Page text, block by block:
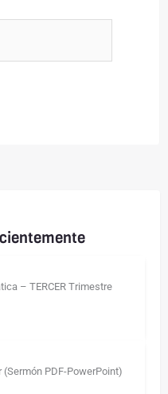
– TERCER Trimestre
PDF-PowerPoint)